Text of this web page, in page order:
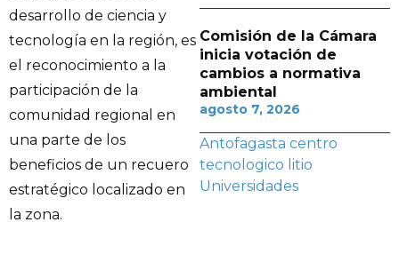
desarrollo de ciencia y
tecnología en la región, es
el reconocimiento a la
participación de la
comunidad regional en
una parte de los
beneficios de un recuero
estratégico localizado en
la zona.
Comisión de la Cámara
inicia votación de
cambios a normativa
ambiental
agosto 7, 2026
Antofagasta centro
tecnologico litio
Universidades